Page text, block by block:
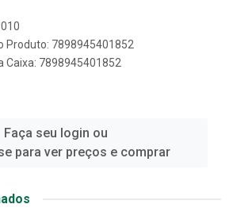
Produto: 7898945401852
Caixa: 7898945401852
Faça seu login ou
para ver preços e comprar